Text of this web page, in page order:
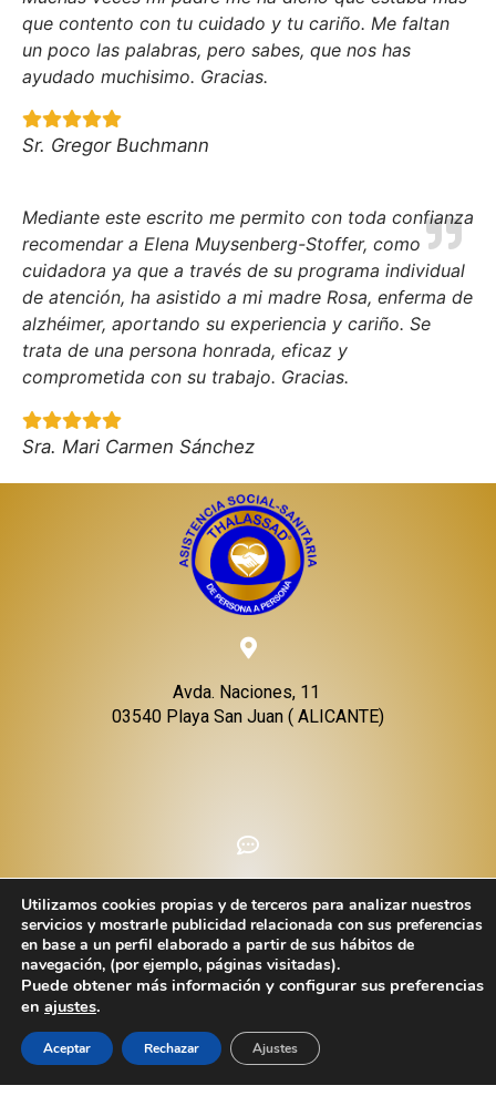
que contento con tu cuidado y tu cariño. Me faltan
un poco las palabras, pero sabes, que nos has
ayudado muchisimo. Gracias.
Sr. Gregor Buchmann
Mediante este escrito me permito con toda confianza
recomendar a Elena Muysenberg-Stoffer, como
cuidadora ya que a través de su programa individual
de atención, ha asistido a mi madre Rosa, enferma de
alzhéimer, aportando su experiencia y cariño. Se
trata de una persona honrada, eficaz y
comprometida con su trabajo. Gracias.
Sra. Mari Carmen Sánchez
Avda. Naciones, 11
03540 Playa San Juan ( ALICANTE)
Formulario de contacto
(+34) 965 508 762
info@thalassad.com
(+34) 671 497 076
Utilizamos cookies propias y de terceros para analizar nuestros
servicios y mostrarle publicidad relacionada con sus preferencias
en base a un perfil elaborado a partir de sus hábitos de
navegación, (por ejemplo, páginas visitadas).
Puede obtener más información y configurar sus preferencias
en ajustes.
Aceptar Rechazar Ajustes